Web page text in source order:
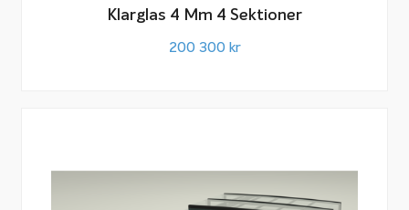
Klarglas 4 Mm 4 Sektioner
200 300 kr